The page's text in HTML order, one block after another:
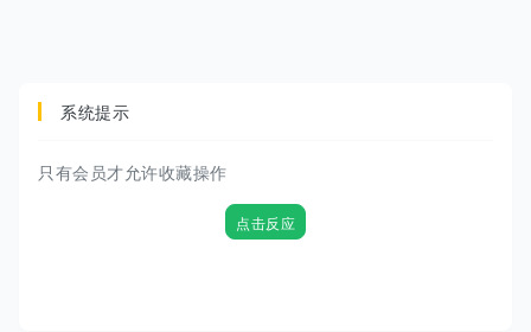
系统提示
只有会员才允许收藏操作
点击反应